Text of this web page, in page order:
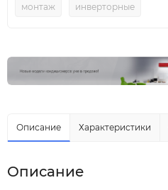
монтаж инверторные
Описание Характеристики
Описание